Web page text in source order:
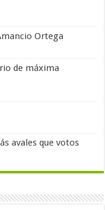
Ortega
de máxima
avales que votos